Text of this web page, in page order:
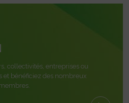
collectivités, entreprises ou
et bénéficiez des nombreux